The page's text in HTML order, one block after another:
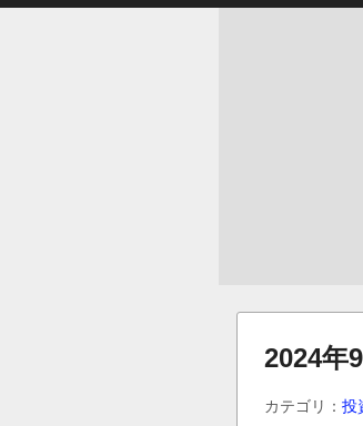
2024年
カテゴリ： 投